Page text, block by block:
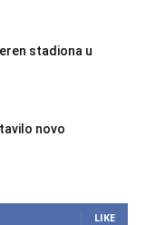
stadiona u
novo
LIKE